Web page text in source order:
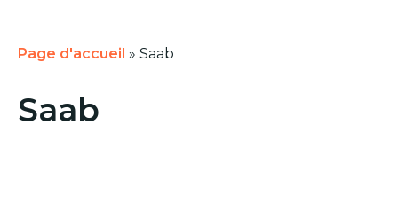
Page d'accueil » Saab
Saab